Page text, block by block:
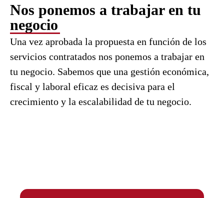
Nos ponemos a trabajar en tu
negocio
Una vez aprobada la propuesta en función de los
servicios contratados nos ponemos a trabajar en
tu negocio. Sabemos que una gestión económica,
fiscal y laboral eficaz es decisiva para el
crecimiento y la escalabilidad de tu negocio.